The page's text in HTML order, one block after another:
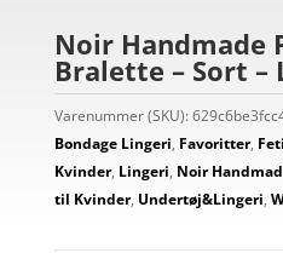
Noir Handmade
Bralette – Sort –
Varenummer (SKU):
Bondage Lingeri, Favoritter,
Kvinder, Lingeri, Noir
til Kvinder, Undertøj&Lingeri,